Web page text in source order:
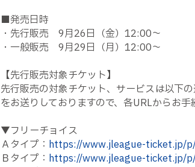
■発売日時
・先行販売 9月26日（金）12:00～
・一般販売 9月29日（月）12:00～
【先行販売対象チケット】
先行販売の対象チケット、サービスは以下
をお送りしておりますので、各URLからお
▼フリーチョイス
Ａタイプ： https://www.jleague-ticket.jp/
Ｂタイプ： https://www.jleague-ticket.jp/